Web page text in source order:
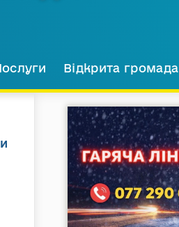
Відкрита громада